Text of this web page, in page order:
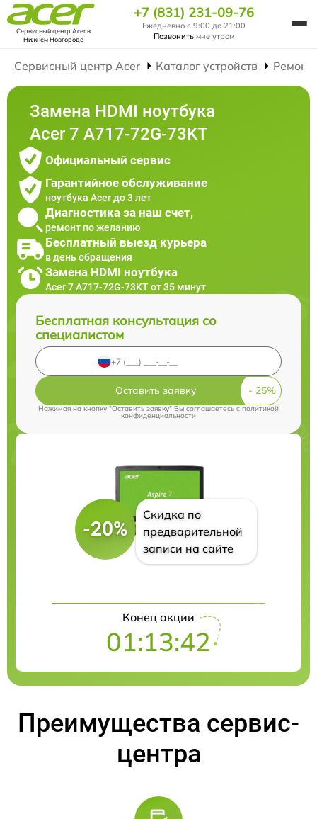
Сервисный центр Acerв
Нижнем Новгороде
+7 (831) 231-09-76
Ежедневно с 9:00 до 21:00
Позвонить мне утром
Сервисный центр Acer Каталог устройств Ремонт
Замена HDMI ноутбука
Acer 7 A717-72G-73KT
Официальный сервис
Гарантийное обслуживание
ноутбука Acer до 3 лет
Диагностика за наш счет,
ремонт по желанию
Бесплатный выезд курьера
в день обращения
Замена HDMI ноутбука
Acer 7 A717-72G-73KT от 35 минут
Бесплатная консультация со
специалистом
Оставить заявку
Нажимая на кнопку "Оставить заявку" Вы соглашаетесь cполитикой
конфиденциальности
-20%
Скидка по
предварительной
записи на сайте
Конец акции
01:13:41
Преимущества сервис-
центра